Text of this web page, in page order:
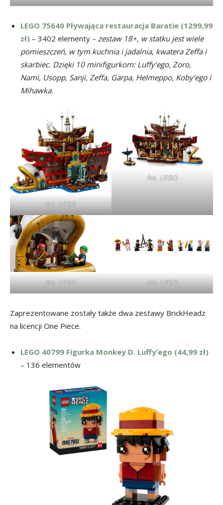
LEGO 75640 Pływająca restauracja Baratie (1299,99
zł) – 3402 elementy – zestaw 18+, w statku jest wiele
pomieszczeń, w tym kuchnia i jadalnia, kwatera Zeffa i
skarbiec. Dzięki 10 minifigurkom: Luffy’ego, Zoro,
Nami, Usopp, Sanji, Zeffa, Garpa, Helmeppo, Koby’ego i
Mihawka.
fot. LEGO
fot. LEGO
fot. LEGO fot. LEGO
Zaprezentowane zostały także dwa zestawy BrickHeadz
na licencji One Piece.
LEGO 40799 Figurka Monkey D. Luffy’ego (44,99 zł)
– 136 elementów